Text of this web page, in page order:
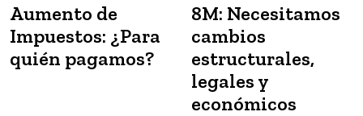
Aumento de
Impuestos: ¿Para
quién pagamos?
8M: Necesitamos
cambios
estructurales,
legales y
económicos